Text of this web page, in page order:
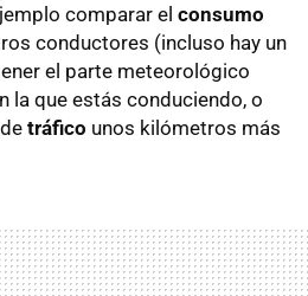
comparar el consumo
conductores (incluso hay un
el parte meteorológico
la que estás conduciendo, o
tráfico unos kilómetros más